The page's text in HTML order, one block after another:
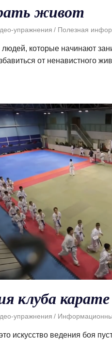
живот
упражнения Полезная
людей, которые начинают
от ненавистного
клуба
упражнения
искусство ведения боя